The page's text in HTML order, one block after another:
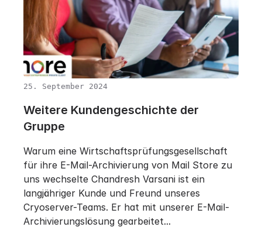
25. September 2024
Weitere Kundengeschichte der
Gruppe
Warum eine Wirtschaftsprüfungsgesellschaft
für ihre E-Mail-Archivierung von Mail Store zu
uns wechselte Chandresh Varsani ist ein
langjähriger Kunde und Freund unseres
Cryoserver-Teams. Er hat mit unserer E-Mail-
Archivierungslösung gearbeitet...